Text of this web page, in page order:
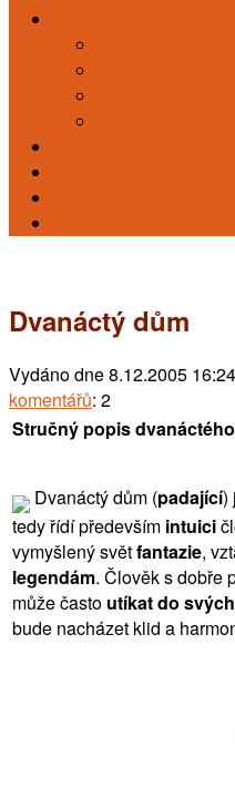
Dvanáctý dům
Vydáno dne8.12.2005
komentářů: 2
Stručný popis
Dvanáctý dům (padající)
tedy řídí především intuici
vymyšlený světfantazie,
legendám. Člověk s dobře
může často utíkat do
bude nacházet klid a